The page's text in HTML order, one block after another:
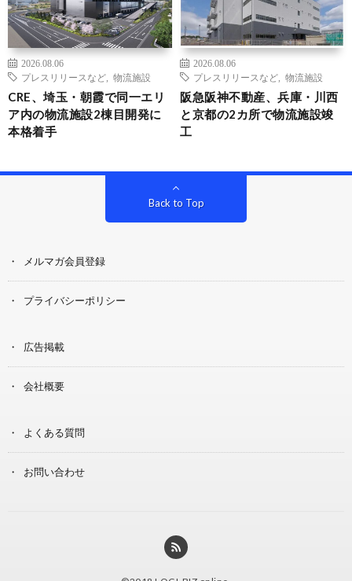
2026.08.06
プレスリリースなど
物流施設
CRE、埼玉・朝霞で同一エリ
ア内の物流施設2棟目開発に
本格着手
2026.08.06
プレスリリースなど
物流施設
阪急阪神不動産、兵庫・川西
と京都の2カ所で物流施設竣
工
Back to Top
メルマガ会員登録
プライバシーポリシー
広告掲載
会社概要
よくある質問
お問い合わせ